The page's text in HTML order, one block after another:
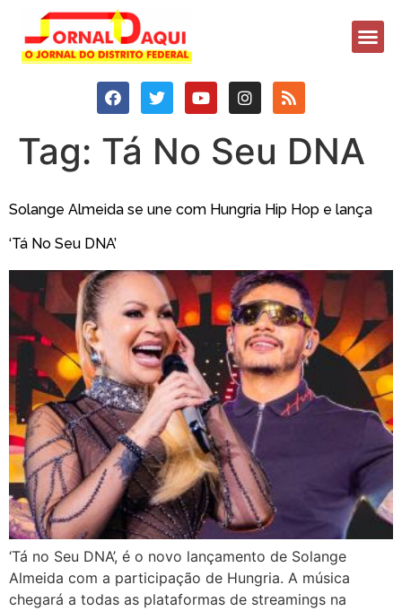
Tag: Tá No Seu DNA
Solange Almeida se une com Hungria Hip Hop e lança
‘Tá No Seu DNA’
‘Tá no Seu DNA’, é o novo lançamento de Solange
Almeida com a participação de Hungria. A música
chegará a todas as plataformas de streamings na